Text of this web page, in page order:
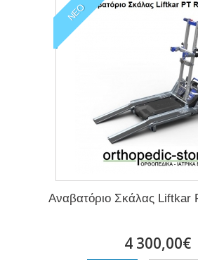
ΝΈΟ
Αναβατόριο Σκάλας Liftkar
4 300,00€